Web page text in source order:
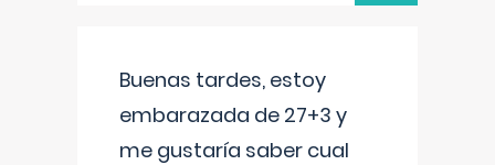
Buenas tardes, estoy
embarazada de 27+3 y
me gustaría saber cual